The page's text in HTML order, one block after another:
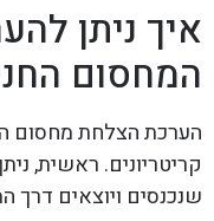
איך ניתן
המחסום
הערכת הצלחת מחסום
קריטריונים. ראשית,
שנכנסים ויוצאים דרך